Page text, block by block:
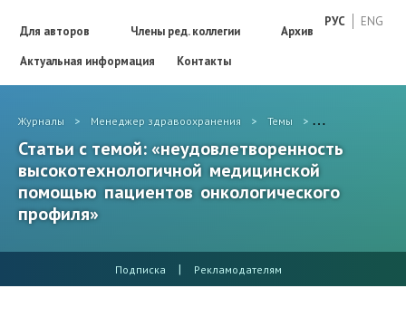
РУС ENG
Для авторов Члены ред. коллегии
Архив
Актуальная информация
Контакты
Журналы > Менеджер здравоохранения > Темы >
Статьи с темой: «неудовлетворенность
высокотехнологичной медицинской
помощью пациентов онкологического
профиля»
Подписка | Рекламодателям